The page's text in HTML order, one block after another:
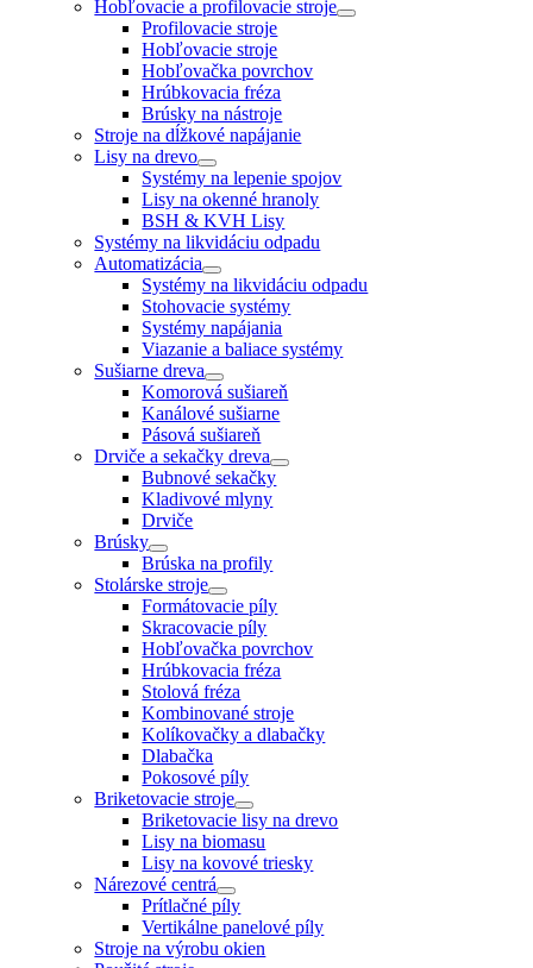
Hobľovacie a profilovacie stroje
Profilovacie stroje
Hobľovacie stroje
Hobľovačka povrchov
Hrúbkovacia fréza
Brúsky na nástroje
Stroje na dĺžkové napájanie
Lisy na drevo
Systémy na lepenie spojov
Lisy na okenné hranoly
BSH & KVH Lisy
Systémy na likvidáciu odpadu
Automatizácia
Systémy na likvidáciu odpadu
Stohovacie systémy
Systémy napájania
Viazanie a baliace systémy
Sušiarne dreva
Komorová sušiareň
Kanálové sušiarne
Pásová sušiareň
Drviče a sekačky dreva
Bubnové sekačky
Kladivové mlyny
Drviče
Brúsky
Brúska na profily
Stolárske stroje
Formátovacie píly
Skracovacie píly
Hobľovačka povrchov
Hrúbkovacia fréza
Stolová fréza
Kombinované stroje
Kolíkovačky a dlabačky
Dlabačka
Pokosové píly
Briketovacie stroje
Briketovacie lisy na drevo
Lisy na biomasu
Lisy na kovové triesky
Nárezové centrá
Prítlačné píly
Vertikálne panelové píly
Stroje na výrobu okien